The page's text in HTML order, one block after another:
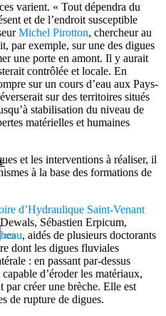
varient. « Tout dépendra du
et de l’endroit susceptible
Michel Pirotton, chercheur au
par exemple, sur une des digues
une porte en amont. Il y aurait
contrôlée et locale. En
sur un cours d’eau aux Pays-
sur des territoires situés
stabilisation du niveau de
matérielles et humaines
et les interventions à réaliser, il
à la base des formations de
d’Hydraulique Saint-Venant
Sébastien Erpicum,
, aidés de plusieurs doctorants
dont les digues fluviales
: en passant par-dessus
d’éroder les matériaux,
par créer une brèche. Elle est
de rupture de digues.